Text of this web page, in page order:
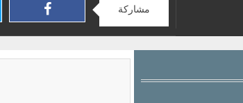
مشاركة